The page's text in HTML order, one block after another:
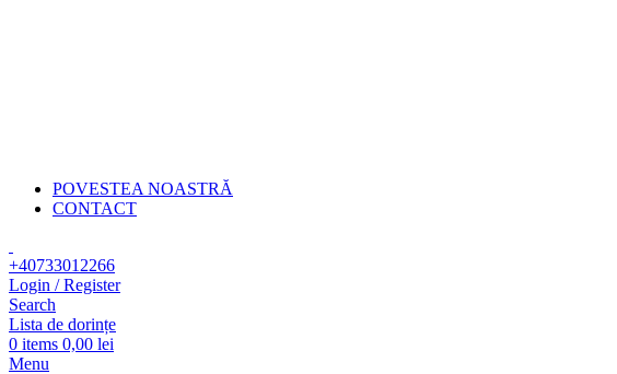
POVESTEA NOASTRĂ
CONTACT
+40733012266
Login / Register
Search
Lista de dorințe
0 items 0,00 lei
Menu